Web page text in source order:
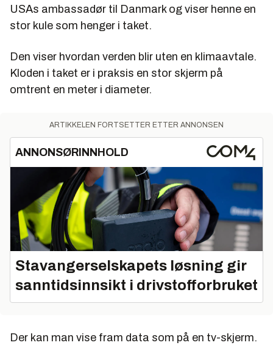
USAs ambassadør til Danmark og viser henne en
stor kule som henger i taket.
Den viser hvordan verden blir uten en klimaavtale.
Kloden i taket er i praksis en stor skjerm på
omtrent en meter i diameter.
ARTIKKELEN FORTSETTER ETTER ANNONSEN
ANNONSØRINNHOLD
Stavangerselskapets løsning gir
sanntidsinnsikt i drivstofforbruket
Der kan man vise fram data som på en tv-skjerm.